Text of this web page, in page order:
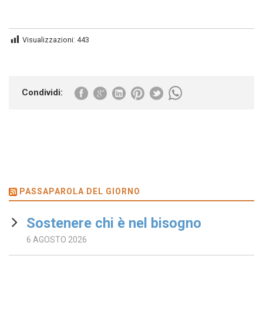
Visualizzazioni: 443
Condividi:
PASSAPAROLA DEL GIORNO
Sostenere chi è nel bisogno
6 AGOSTO 2026